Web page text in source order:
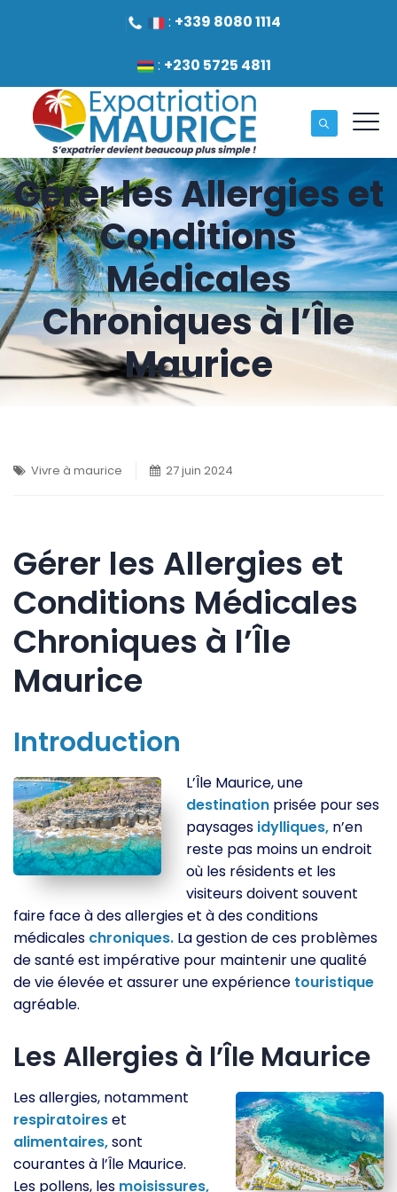
: +339 8080 1114
: +230 5725 4811
Gérer les Allergies et
Conditions
Médicales
Chroniques à l’Île
Maurice
Vivre à maurice 27 juin 2024
Gérer les Allergies et
Conditions Médicales
Chroniques à l’Île
Maurice
Introduction
L’Île Maurice, une
destination prisée pour ses
paysages idylliques, n’en
reste pas moins un endroit
où les résidents et les
visiteurs doivent souvent
faire face à des allergies et à des conditions
médicales chroniques. La gestion de ces problèmes
de santé est impérative pour maintenir une qualité
de vie élevée et assurer une expérience touristique
agréable.
Les Allergies à l’Île Maurice
Les allergies, notamment
respiratoireset
alimentaires,sont
courantes à l’Île Maurice.
Les pollens, les moisissures,